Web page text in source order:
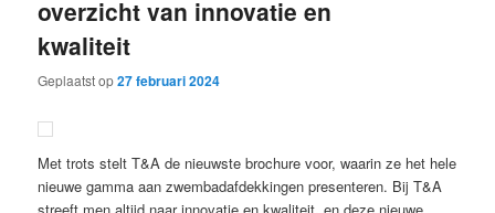
overzicht van innovatie en
kwaliteit
Geplaatst op27 februari 2024
Met trots stelt T&A de nieuwste brochure voor, waarin ze het hele
nieuwe gamma aan zwembadafdekkingen presenteren. Bij T&A